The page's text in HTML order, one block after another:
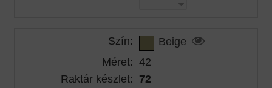
Szín:
Beige
Méret: 42
Raktár készlet: 72